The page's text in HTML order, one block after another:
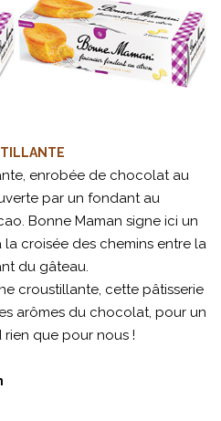
enrobée de chocolat au
par un fondant au
Bonne Maman signe ici un
croisée des chemins entre la
du gâteau.
croustillante, cette pâtisserie
arômes du chocolat, pour un
que pour nous !